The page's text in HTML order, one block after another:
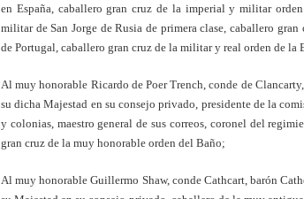
en España, caballero gran cruz de la imperial y militar
militar de San Jorge de Rusia de primera clase, caballero
de Portugal, caballero gran cruz de la militar y real orden de la
Al muy honorable Ricardo de Poer Trench, conde de
su dicha Majestad en su consejo privado, presidente de la
y colonias, maestro general de sus correos, coronel del
gran cruz de la muy honorable orden del Baño;
Al muy honorable Guillermo Shaw, conde Cathcart, barón